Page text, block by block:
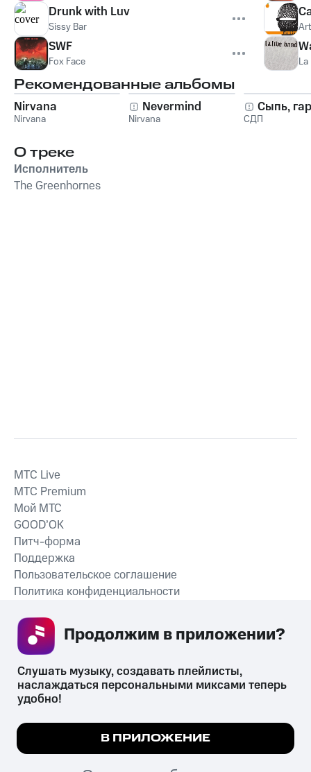
Drunk with Luv
Sissy Bar
SWF
Fox Face
Рекомендованные альбомы
Nirvana
Nirvana
Nevermind
Nirvana
Сыпь,
СДП
О треке
Исполнитель
The Greenhornes
СКАЧАТЬ ПРИЛОЖЕНИЕ
MTС Live
MTС Premium
Мой МТС
GOOD’OK
Питч-форма
Поддержка
Пользовательское соглашение
Политика конфиденциальности
психотропных веществ, их аналогов причиняет вред здоровью,
их незаконный оборот запрещён и влечёт установленную
законодательством ответственность.
© 2026 ООО «КИОН».
Мы используем куки, чтобы на сайте все
Подробнее
Слушать музыку, создавать плейлисты,
наслаждаться персональными миксами теперь
удобно!
В ПРИЛОЖЕНИЕ